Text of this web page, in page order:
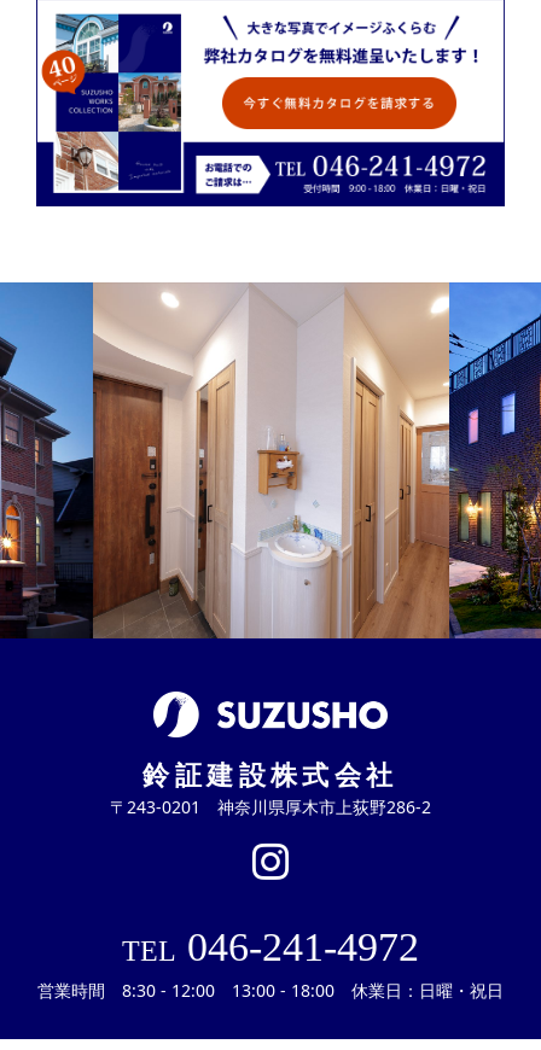
鈴証建設株式会社
〒243-0201 神奈川県厚木市上荻野286-2
TEL 046-241-4972
営業時間 8:30 - 12:00 13:00 - 18:00 休業日：日曜・祝日